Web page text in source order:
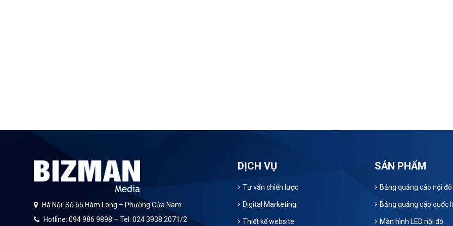
Hà Nội: Số 65 Hàm Long – Phường Cửa Nam
Hotline: 094 986 9898 – Tel: 024 3938 2071/2
DỊCH VỤ
Tư vấn chiến lược
Digital Marketing
Thiết kế website
SẢN PHẨM
Bảng quảng cáo nội đô
Bảng quảng cáo quốc
Màn hình LED nội đô